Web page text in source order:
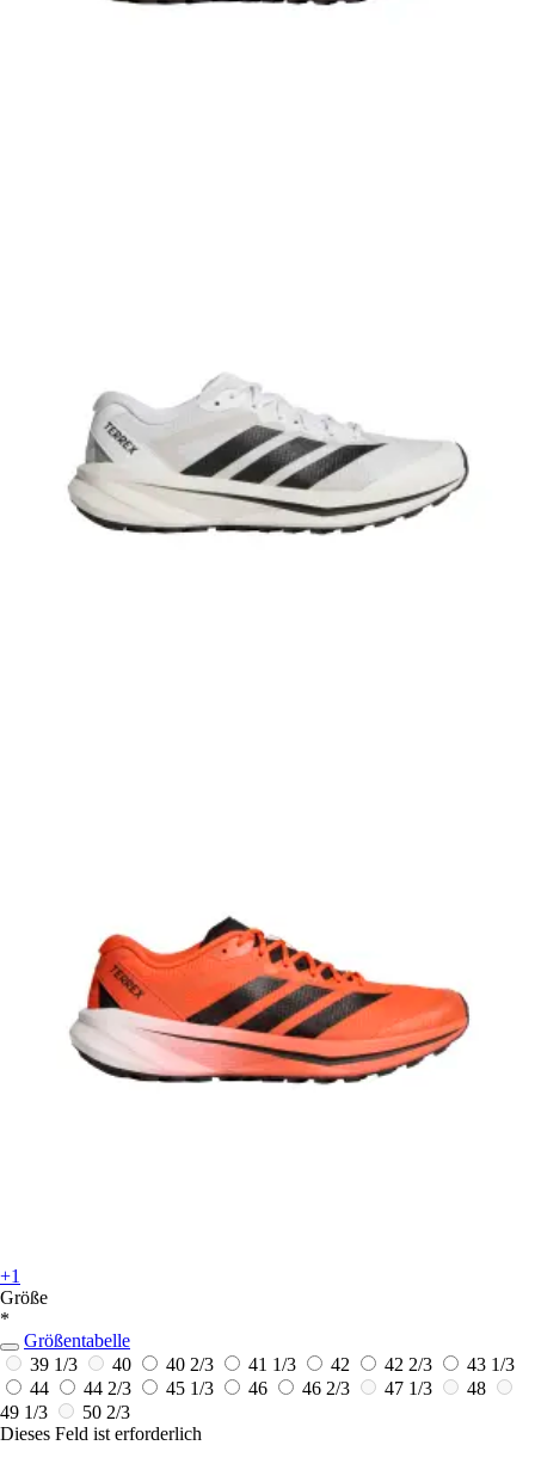
+1
Größe
*
Größentabelle
39 1/3
40 40 2/3 41 1/3 42 42 2/3
43 1/3
44
44 2/3 45 1/3 46 46 2/3 47 1/3
48
49 1/3
50 2/3
Dieses Feld ist erforderlich